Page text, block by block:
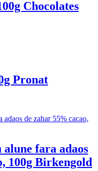
Chocolates
Pronat
fara adaos
100g Birkengold